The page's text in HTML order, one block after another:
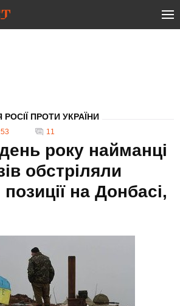
РОСІЇ ПРОТИ УКРАЇНИ
11
року найманці
обстріляли
позиції на Донбасі,